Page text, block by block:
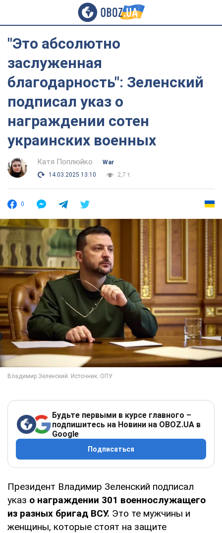
"Это абсолютно
заслуженная
благодарность": Зеленский
подписал указ о
награждении сотен
украинских военных
Катя Поплюйко
War
14.03.2025 13:10
2,7 т.
0
Будьте первыми в курсе главного –
подпишитесь на Новини на OBOZ.UA в
Google
Подписаться
Президент Владимир Зеленский подписал
указ о награждении 301 военнослужащего
из разных бригад ВСУ. Это те мужчины и
женщины, которые стоят на защите